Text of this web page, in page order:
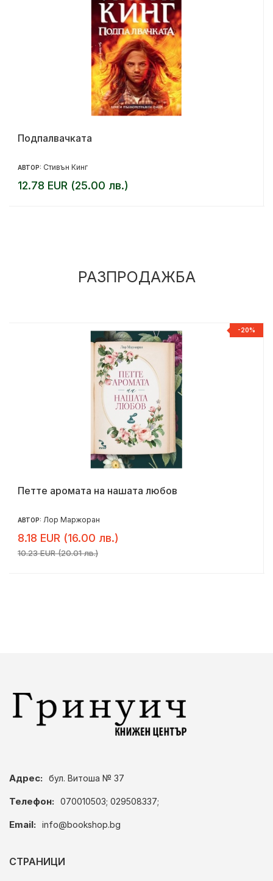
Подпалвачката
АВТОР: Стивън Кинг
12.78 EUR (25.00 лв.)
РАЗПРОДАЖБА
-20%
Петте аромата на нашата любов
АВТОР: Лор Маржоран
8.18 EUR (16.00 лв.)
10.23 EUR (20.01 лв.)
Адрес: бул. Витоша № 37
Телефон: 070010503; 029508337;
Email: info@bookshop.bg
СТРАНИЦИ